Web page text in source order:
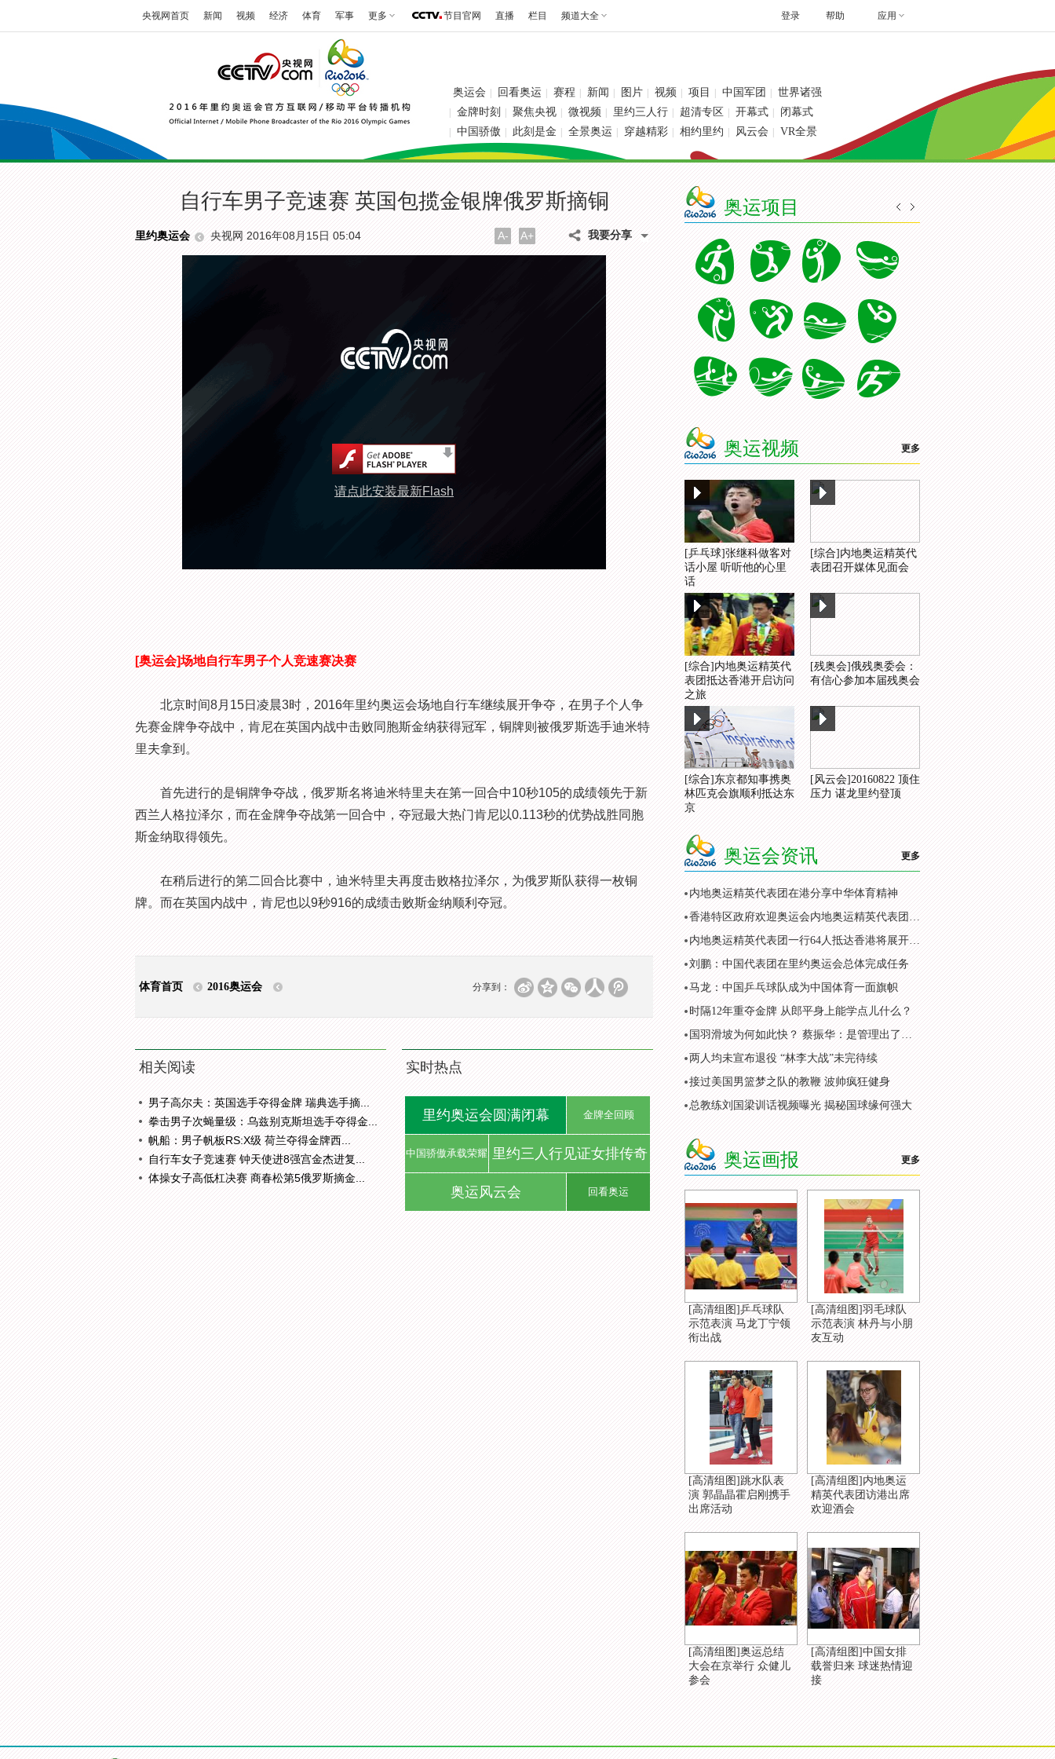
央视网首页 新闻 视频 经济 体育 军事 更多 节目官网 直播 栏目 频道大全 帮助 应用
登录
奥运会 回看奥运 赛程 新闻 图片 视频 项目 中国军团 世界诸强
金牌时刻 聚焦央视 微视频 里约三人行 超清专区 开幕式 闭幕式
中国骄傲 此刻是金 全景奥运 穿越精彩 相约里约 风云会 VR全景
自行车男子竞速赛 英国包揽金银牌俄罗斯摘铜
里约奥运会 央视网 2016年08月15日 05:04 A- A+ 我要分享
请点此安装最新Flash
[奥运会]场地自行车男子个人竞速赛决赛
北京时间8月15日凌晨3时，2016年里约奥运会场地自行车继续展开争夺，在男子个人争
先赛金牌争夺战中，肯尼在英国内战中击败同胞斯金纳获得冠军，铜牌则被俄罗斯选手迪米特
里夫拿到。
首先进行的是铜牌争夺战，俄罗斯名将迪米特里夫在第一回合中10秒105的成绩领先于新
西兰人格拉泽尔，而在金牌争夺战第一回合中，夺冠最大热门肯尼以0.113秒的优势战胜同胞
斯金纳取得领先。
在稍后进行的第二回合比赛中，迪米特里夫再度击败格拉泽尔，为俄罗斯队获得一枚铜
牌。而在英国内战中，肯尼也以9秒916的成绩击败斯金纳顺利夺冠。
体育首页 2016奥运会 分享到：
相关阅读
男子高尔夫：英国选手夺得金牌 瑞典选手摘...
拳击男子次蝇量级：乌兹别克斯坦选手夺得金...
帆船：男子帆板RS:X级 荷兰夺得金牌西...
自行车女子竞速赛 钟天使进8强宫金杰进复...
体操女子高低杠决赛 商春松第5俄罗斯摘金...
实时热点
里约奥运会圆满闭幕 金牌全回顾
中国骄傲承载荣耀 里约三人行见证女排传奇
奥运风云会 回看奥运
奥运项目
奥运视频 更多
[乒乓球]张继科做客对
话小屋 听听他的心里
话
[综合]内地奥运精英代
表团召开媒体见面会
[综合]内地奥运精英代
表团抵达香港开启访问
之旅
[残奥会]俄残奥委会：
有信心参加本届残奥会
[综合]东京都知事携奥
林匹克会旗顺利抵达东
京
[风云会]20160822 顶住
压力 谌龙里约登顶
奥运会资讯 更多
内地奥运精英代表团在港分享中华体育精神
香港特区政府欢迎奥运会内地奥运精英代表团访港
内地奥运精英代表团一行64人抵达香港将展开访问
刘鹏：中国代表团在里约奥运会总体完成任务
马龙：中国乒乓球队成为中国体育一面旗帜
时隔12年重夺金牌 从郎平身上能学点儿什么？
国羽滑坡为何如此快？ 蔡振华：是管理出了问题
两人均未宣布退役 “林李大战”未完待续
接过美国男篮梦之队的教鞭 波帅疯狂健身
总教练刘国梁训话视频曝光 揭秘国球缘何强大
奥运画报 更多
[高清组图]乒乓球队
示范表演 马龙丁宁领
衔出战
[高清组图]羽毛球队
示范表演 林丹与小朋
友互动
[高清组图]跳水队表
演 郭晶晶霍启刚携手
出席活动
[高清组图]内地奥运
精英代表团访港出席
欢迎酒会
[高清组图]奥运总结
大会在京举行 众健儿
参会
[高清组图]中国女排
载誉归来 球迷热情迎
接